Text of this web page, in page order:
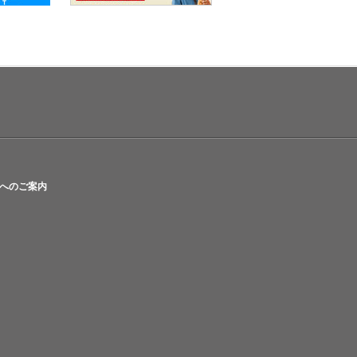
のご案内